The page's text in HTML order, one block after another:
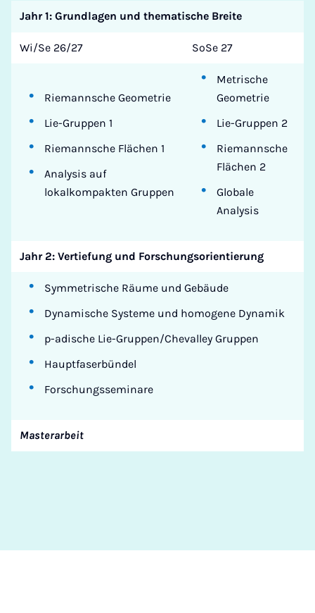
Jahr 1: Grundlagen und thematische Breite
Wi/Se 26/27 SoSe 27
Riemannsche Geometrie
Lie-Gruppen 1
Riemannsche Flächen 1
Analysis auf
lokalkompakten Gruppen
Metrische
Geometrie
Lie-Gruppen 2
Riemannsche
Flächen 2
Globale
Analysis
Jahr 2: Vertiefung und Forschungsorientierung
Symmetrische Räume und Gebäude
Dynamische Systeme und homogene Dynamik
p-adische Lie-Gruppen/Chevalley Gruppen
Hauptfaserbündel
Forschungsseminare
Masterarbeit